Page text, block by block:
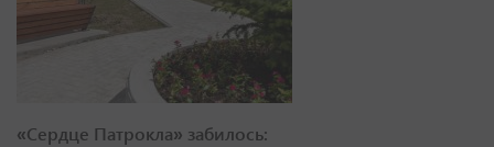
«Сердце Патрокла» забилось: